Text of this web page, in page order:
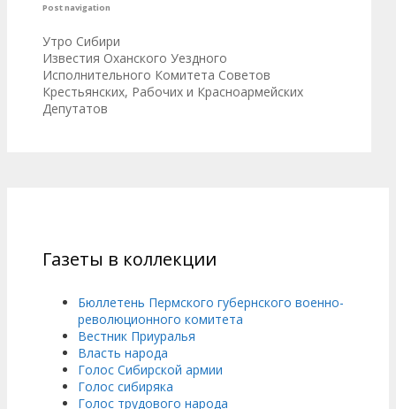
Post navigation
Утро Сибири
Известия Оханского Уездного
Исполнительного Комитета Советов
Крестьянских, Рабочих и Красноармейских
Депутатов
Газеты в коллекции
Бюллетень Пермского губернского военно-
революционного комитета
Вестник Приуралья
Власть народа
Голос Сибирской армии
Голос сибиряка
Голос трудового народа